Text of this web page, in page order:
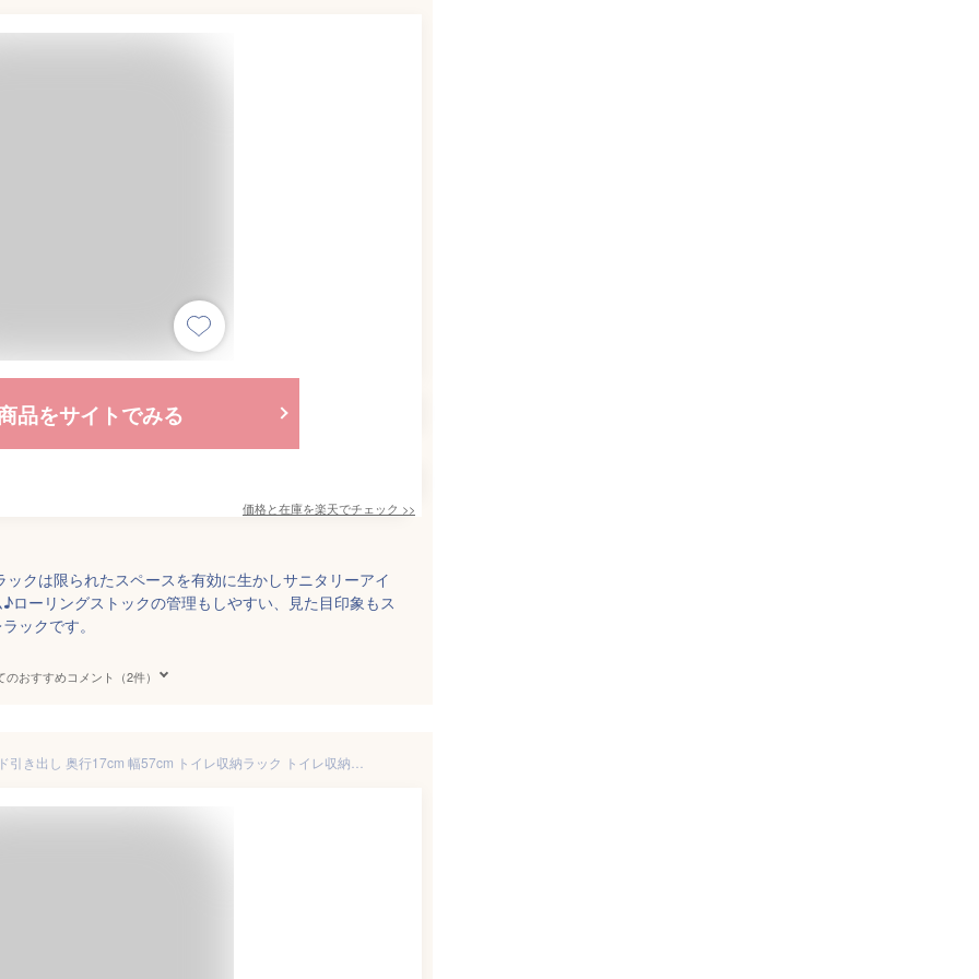
品をサイトでみる
価格と在庫を楽天でチェック >>
クは限られたスペースを有効に生かしサニタリーアイ
ローリングストックの管理もしやすい、見た目印象もス
ックです。
のおすすめコメント（2件）